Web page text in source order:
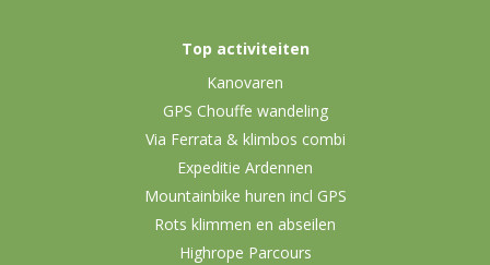
Top activiteiten
Kanovaren
GPS Chouffe wandeling
Via Ferrata & klimbos combi
Expeditie Ardennen
Mountainbike huren incl GPS
Rots klimmen en abseilen
Highrope Parcours